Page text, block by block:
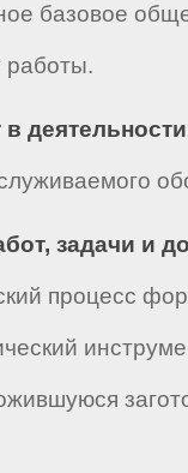
базовое
работы.
задачи и
процесс